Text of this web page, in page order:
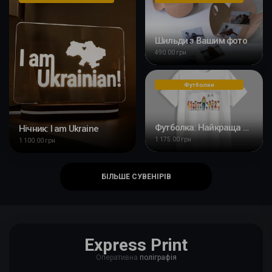
Нічник: I am Ukraine
1 100.00 грн
Шильди з Вашим фото
490.00 грн
Футболки
Футболка: Найкраща вчителька початкових класів
1 175.00 грн
БІЛЬШЕ СУВЕНІРІВ
Express Print
Оперативна поліграфія